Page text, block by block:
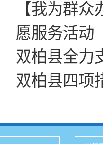
【我为群
愿服务活动
双柏县全力
双柏县四项